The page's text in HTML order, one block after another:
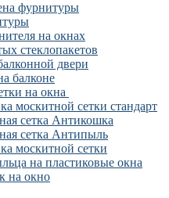
фурнитуры
на окнах
стеклопакетов
двери
балконе
на окна
москитной сетки стандарт
сетка Антикошка
сетка Антипыль
москитной сетки
на пластиковые окна
на окно